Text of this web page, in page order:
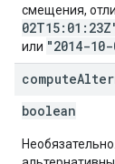
смещения,
или "2014-
compute
boolean